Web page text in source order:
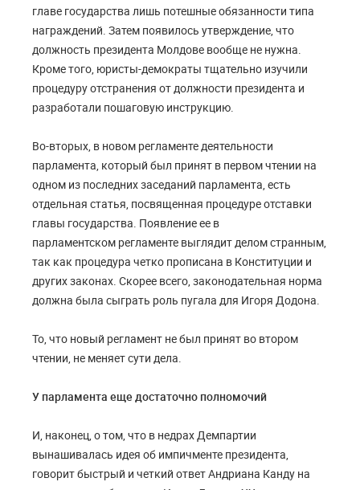
главе государства лишь потешные обязанности типа
награждений. Затем появилось утверждение, что
должность президента Молдове вообще не нужна.
Кроме того, юристы-демократы тщательно изучили
процедуру отстранения от должности президента и
разработали пошаговую инструкцию.
Во-вторых, в новом регламенте деятельности
парламента, который был принят в первом чтении на
одном из последних заседаний парламента, есть
отдельная статья, посвященная процедуре отставки
главы государства. Появление ее в
парламентском регламенте выглядит делом странным,
так как процедура четко прописана в Конституции и
других законах. Скорее всего, законодательная норма
должна была сыграть роль пугала для Игоря Додона.
То, что новый регламент не был принят во втором
чтении, не меняет сути дела.
У парламента еще достаточно полномочий
И, наконец, о том, что в недрах Демпартии
вынашивалась идея об импичменте президента,
говорит быстрый и четкий ответ Андриана Канду на